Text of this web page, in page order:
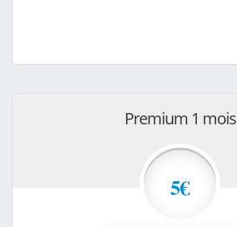
Premium 1 mois
5€